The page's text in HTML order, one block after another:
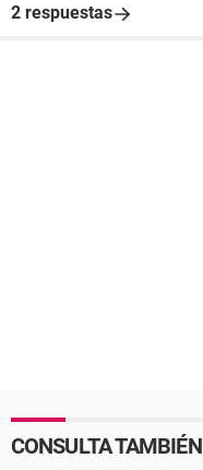
2 respuestas
CONSULTA TAMBIÉN